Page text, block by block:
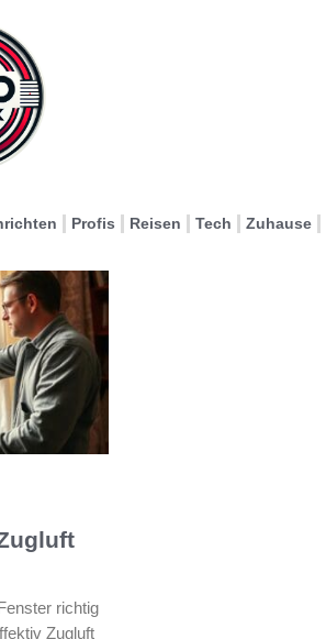
Profis Reisen Tech Zuhause
richtig
Zugluft